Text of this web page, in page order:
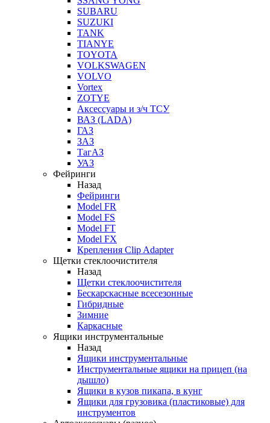
SUBARU
SUZUKI
TANK
TIANYE
TOYOTA
VOLKSWAGEN
VOLVO
Vortex
ZOTYE
Аксессуары и з/ч ТСУ
ВАЗ (LADA)
ГАЗ
ЗАЗ
ТагАЗ
УАЗ
Фейринги
Назад
Фейринги
Model FR
Model FS
Model FT
Model FX
Крепления Clip Adapter
Щетки стеклоочистителя
Назад
Щетки стеклоочистителя
Бескарскасные всесезонные
Гибридные
Зимние
Каркасные
Ящики инструментальные
Назад
Ящики инструментальные
Инструментальные ящики на прицеп (на
дышло)
Ящики в кузов пикапа, в кунг
Ящики для грузовика (пластиковые) для
инструментов